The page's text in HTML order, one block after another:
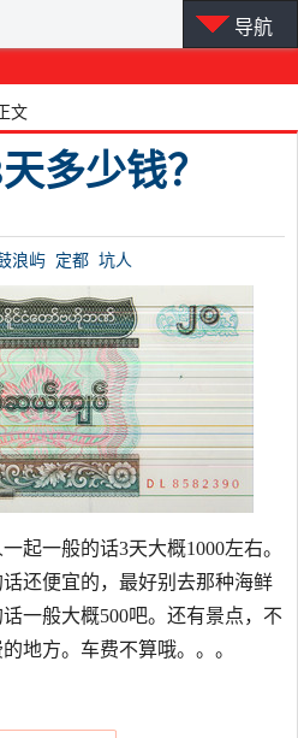
导航
文
多少钱？
浪屿 定都 坑人
起一般的话3天大概1000左右。
还便宜的，最好别去那种海鲜
一般大概500吧。还有景点，不
地方。车费不算哦。。。